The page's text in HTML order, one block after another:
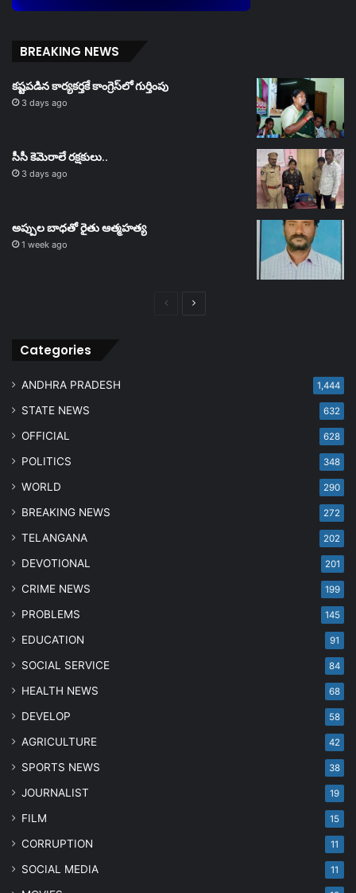
BREAKING NEWS
కష్టపడిన కార్యకర్తకే కాంగ్రెస్‌లో గుర్తింపు
3 days ago
సీసీ కెమెరాలే రక్షకులు..
3 days ago
అప్పుల బాధతో రైతు ఆత్మహత్య
1 week ago
PreviousNext
Categories
ANDHRA PRADESH 1,444
STATE NEWS 632
OFFICIAL 628
POLITICS 348
WORLD 290
BREAKING NEWS 272
TELANGANA 202
DEVOTIONAL 201
CRIME NEWS 199
PROBLEMS 145
EDUCATION 91
SOCIAL SERVICE 84
HEALTH NEWS 68
DEVELOP 58
AGRICULTURE 42
SPORTS NEWS 38
JOURNALIST 19
FILM 15
CORRUPTION 11
SOCIAL MEDIA 11